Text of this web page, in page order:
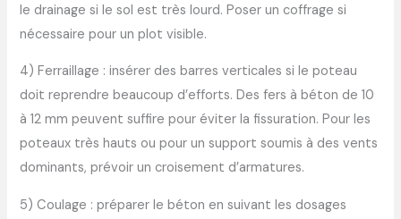
le drainage si le sol est très lourd. Poser un coffrage si
nécessaire pour un plot visible.
4) Ferraillage : insérer des barres verticales si le poteau
doit reprendre beaucoup d’efforts. Des fers à béton de 10
à 12 mm peuvent suffire pour éviter la fissuration. Pour les
poteaux très hauts ou pour un support soumis à des vents
dominants, prévoir un croisement d’armatures.
5) Coulage : préparer le béton en suivant les dosages